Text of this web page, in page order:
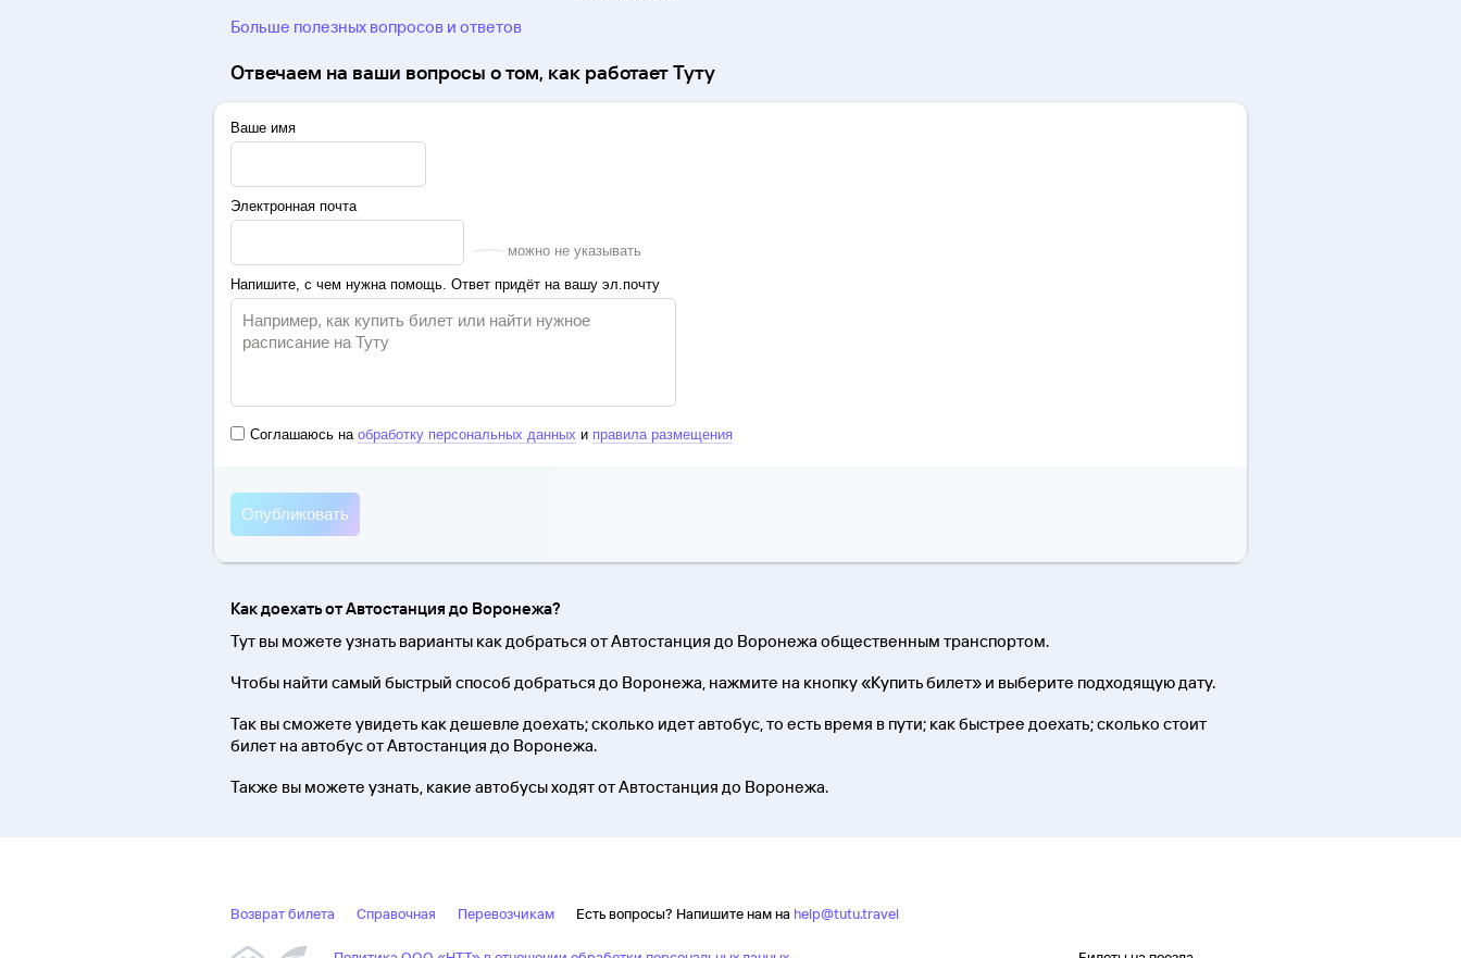
Больше полезных вопросов и ответов
Отвечаем на ваши вопросы о том, как работает Туту
Ваше имя
Электронная почта
можно не указывать
Напишите, с чем нужна помощь. Ответ придёт на вашу эл.почту
Соглашаюсь на обработку персональных данных и правила размещения
Как доехать от Автостанция до Воронежа?
Тут вы можете узнать варианты как добраться от Автостанция до Воронежа общественным транспортом.
Чтобы найти самый быстрый способ добраться до Воронежа, нажмите на кнопку «Купить билет» и выберите подходящую дату.
Так вы сможете увидеть как дешевле доехать; сколько идет автобус, то есть время в пути; как быстрее доехать; сколько стоит
билет на автобус от Автостанция до Воронежа.
Также вы можете узнать, какие автобусы ходят от Автостанция до Воронежа.
Возврат билета Справочная Перевозчикам Есть вопросы? Напишите нам на help@tutu.travel